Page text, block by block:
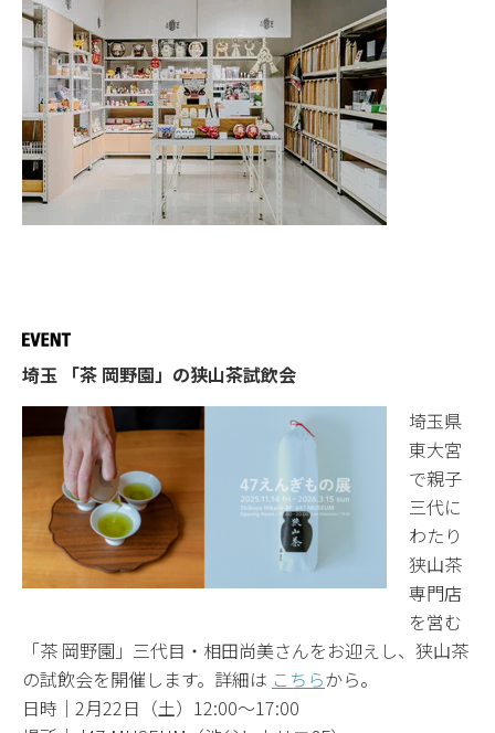
埼玉 「茶 岡野園」の狭山茶試飲会
埼玉県
東大宮
で親子
三代に
わたり
狭山茶
専門店
を営む
「茶 岡野園」三代目・相田尚美さんをお迎えし、狭山茶
の試飲会を開催します。詳細は こちらから。
日時｜2月22日（土）12:00〜17:00